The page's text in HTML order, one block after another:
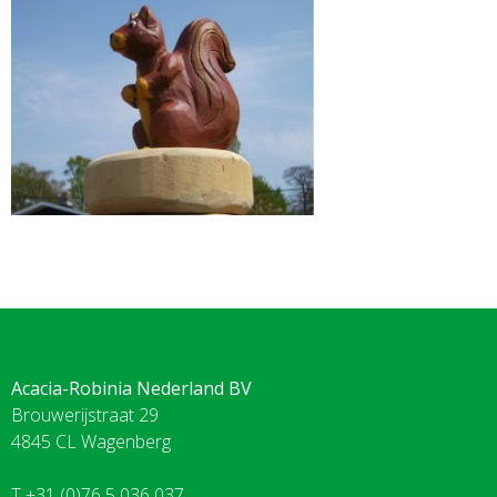
Acacia-Robinia Nederland BV
Brouwerijstraat 29
4845 CL Wagenberg